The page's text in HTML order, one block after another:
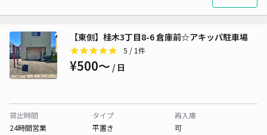
【東側】桂木3丁目8-6 倉庫前☆アキッパ駐車場
5 / 1件
¥500〜 / 日
貸出時間
24時間営業
タイプ
平置き
再入庫
可